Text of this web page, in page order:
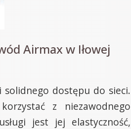
Airmax w Iłowej
dostępu do sieci.
z niezawodnego
jest jej elastyczność,